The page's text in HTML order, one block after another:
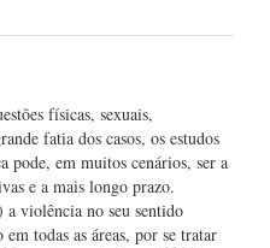
físicas, sexuais,
fatia dos casos, os estudos
pode, em muitos cenários, ser a
e a mais longo prazo.
a violência no seu sentido
todas as áreas, por se tratar